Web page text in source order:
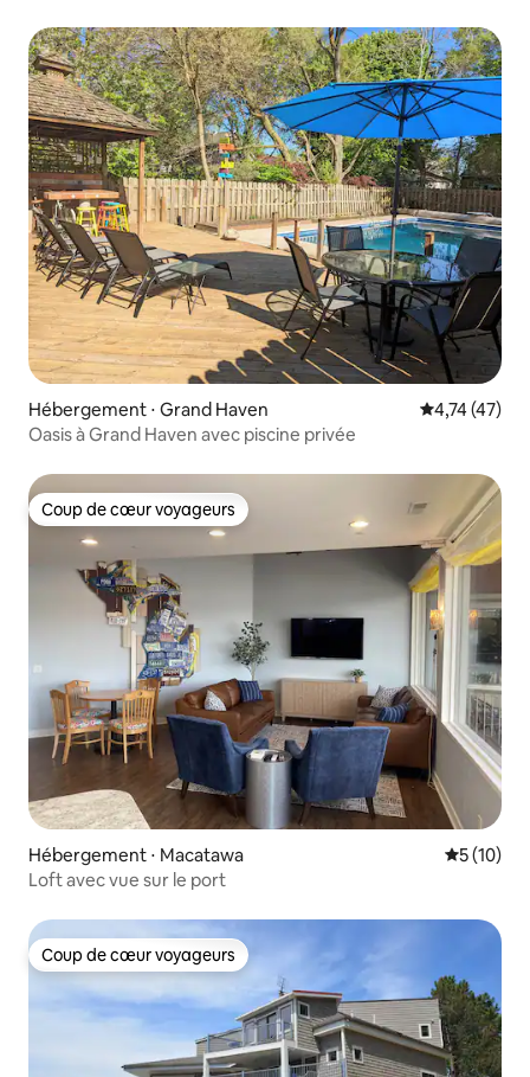
Hébergement ⋅ Grand Haven Évaluation
4,74 (47)
Oasis à Grand Haven avec piscine privée
Coup de cœur voyageurs
Coup de cœur voyageurs
Hébergement ⋅ Macatawa
5 (10)
Loft avec vue sur le port
Coup de cœur voyageurs
Coup de cœur voyageurs